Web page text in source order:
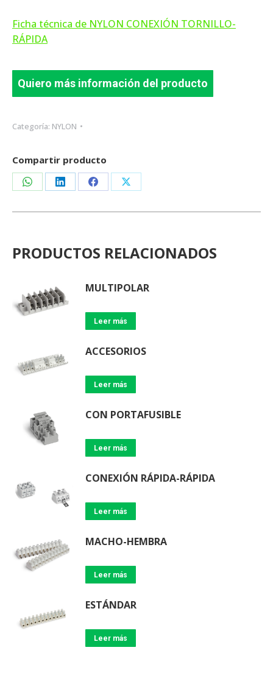
Ficha técnica de NYLON CONEXIÓN TORNILLO-
RÁPIDA
Quiero más información del producto
Categoría: NYLON
Compartir producto
Share
on
Share
on
Share
on
Share
on
PRODUCTOS RELACIONADOS
MULTIPOLAR
Leer más
ACCESORIOS
Leer más
CON PORTAFUSIBLE
Leer más
CONEXIÓN RÁPIDA-RÁPIDA
Leer más
MACHO-HEMBRA
Leer más
ESTÁNDAR
Leer más